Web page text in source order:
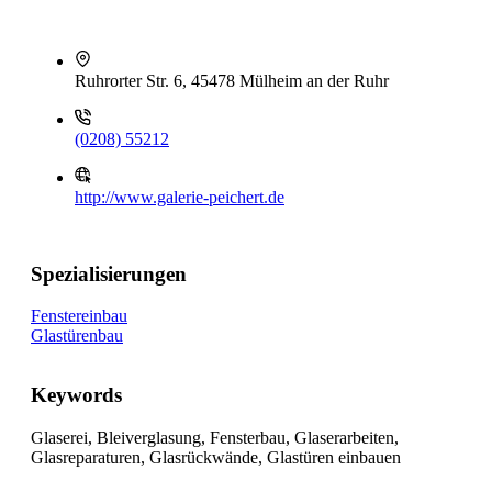
Ruhrorter Str. 6, 45478 Mülheim an der Ruhr
(0208) 55212
http://www.galerie-peichert.de
Spezialisierungen
Fenstereinbau
Glastürenbau
Keywords
Glaserei, Bleiverglasung, Fensterbau, Glaserarbeiten,
Glasreparaturen, Glasrückwände, Glastüren einbauen